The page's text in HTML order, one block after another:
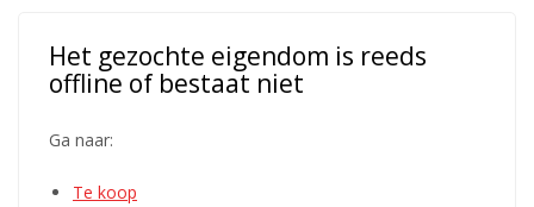
Het gezochte eigendom is reeds
offline of bestaat niet
Ga naar:
Te koop